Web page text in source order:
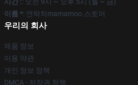
이름 *: 연락처mamamoo.스토어
우리의 회사
제품 정보
이용 약관
개인 정보 정책
DMCA - 저작권 정책